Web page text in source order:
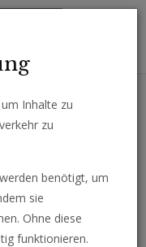
und Nachrichten
Inhalte zu
zu
benötigt, um
sie
Ohne diese
funktionieren.